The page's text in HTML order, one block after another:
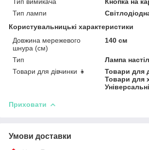
Тип лампи
Користувальницькі характеристики
Довжина мережевого
шнура (см)
140 см
Тип
Лампа
Товари для дівчинки 👧
Товари для
Товари для
Приховати
Умови доставки